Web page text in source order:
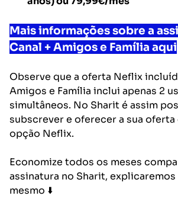
Mais informações sobre a
Canal + Amigos e Família aqui
Observe que a oferta Neflix
Amigos e Família inclui apenas 2
simultâneos. No Sharit é assim
subscrever e oferecer a sua oferta
opção Neflix.
Economize todos os meses
assinatura no Sharit,
mesmo ⬇️